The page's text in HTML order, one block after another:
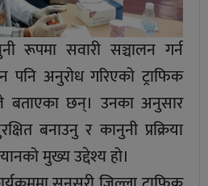
रूपमा सवारी सञ्चालन गर्न
पनि अनुरोध गरिएको ट्राफिक
बताएका छन्। उनका अनुसार
बनाउनु र कानुनी प्रक्रिया
मुख्य उद्देश्य हो।